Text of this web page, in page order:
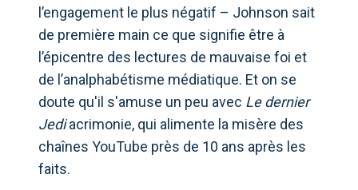
l’engagement le plus négatif – Johnson sait
de première main ce que signifie être à
l’épicentre des lectures de mauvaise foi et
de l’analphabétisme médiatique. Et on se
doute qu'il s'amuse un peu avec Le dernier
Jediacrimonie, qui alimente la misère des
chaînes YouTube près de 10 ans après les
faits.